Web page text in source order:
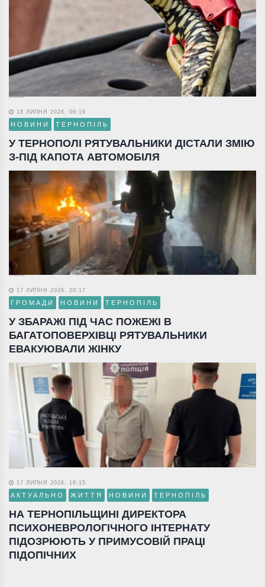
18 ЛИПНЯ 2026, 06:19
НОВИНИ ТЕРНОПІЛЬ
У ТЕРНОПОЛІ РЯТУВАЛЬНИКИ ДІСТАЛИ ЗМІЮ
З-ПІД КАПОТА АВТОМОБІЛЯ
17 ЛИПНЯ 2026, 20:17
ГРОМАДИ НОВИНИ ТЕРНОПІЛЬ
У ЗБАРАЖІ ПІД ЧАС ПОЖЕЖІ В
БАГАТОПОВЕРХІВЦІ РЯТУВАЛЬНИКИ
ЕВАКУЮВАЛИ ЖІНКУ
17 ЛИПНЯ 2026, 18:15
АКТУАЛЬНО ЖИТТЯ НОВИНИ ТЕРНОПІЛЬ
НА ТЕРНОПІЛЬЩИНІ ДИРЕКТОРА
ПСИХОНЕВРОЛОГІЧНОГО ІНТЕРНАТУ
ПІДОЗРЮЮТЬ У ПРИМУСОВІЙ ПРАЦІ
ПІДОПІЧНИХ